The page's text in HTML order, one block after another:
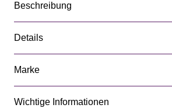
Beschreibung
Details
Marke
Wichtige Informationen